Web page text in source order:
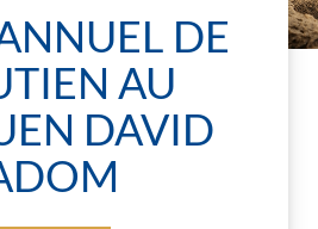
DE
AU
DAVID